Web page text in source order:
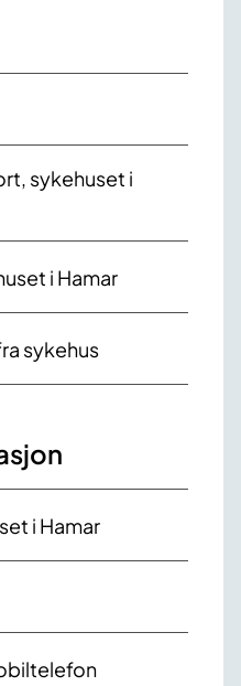
sykehuset i
i Hamar
sykehus
i Hamar